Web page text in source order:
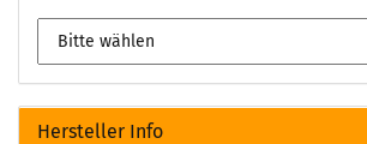
Hersteller Info